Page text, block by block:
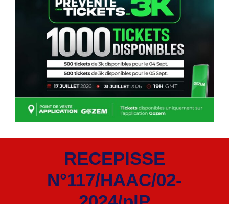
RECEPISSE
N°117/HAAC/02-